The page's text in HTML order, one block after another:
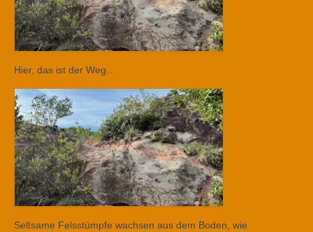
Hier, das ist der Weg…
Seltsame Felsstümpfe wachsen aus dem Boden, wie